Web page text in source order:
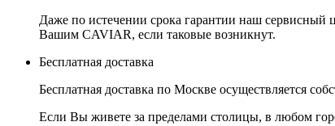
Даже по истечении срока гарантии наш
Вашим CAVIAR, если таковые возникнут.
Бесплатная доставка
Бесплатная доставка по Москве осуществляется
Если Вы живете за пределами столицы, в любом